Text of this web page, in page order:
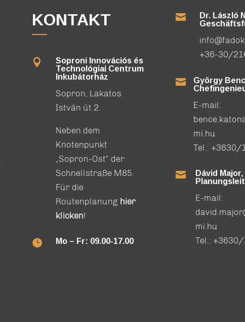
KONTAKT

Soproni Innovációs és
Technológiai Centrum
Inkubátorház
Sopron, Lakatos
István út 2.
Neben dem
Knotenpunkt
„Sopron-Ost“ der
Schnellstraße M85.
Für die
Routenplanung hier
klicken!
 Mo – Fr: 09.00-17.00

Dr. László
+36-30/

György
E-mail:
mi.hu
Tel.: +3630/

Dávid Major,
E-mail:
mi.hu
Tel.: +3630/